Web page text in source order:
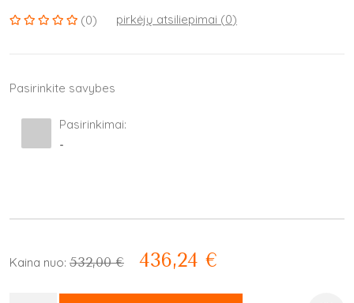
(0) pirkėjų atsiliepimai (0)
Pasirinkite savybes
Pasirinkimai:
-
Kaina nuo: 532,00 € 436,24 €